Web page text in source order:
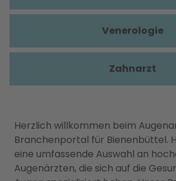
Herzlich willkommen beim
Branchenportal für Bienenbüttel.
eine umfassende Auswahl an
Augenärzten, die sich auf die
Venerologie
Zahnarzt